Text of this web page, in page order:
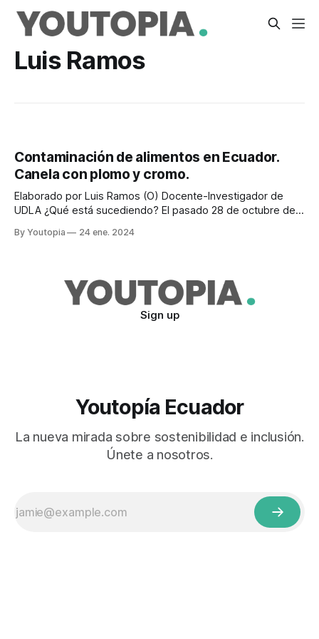
Luis Ramos
Contaminación de alimentos en Ecuador.
Canela con plomo y cromo.
Elaborado por Luis Ramos (O) Docente-Investigador de
UDLA ¿Qué está sucediendo? El pasado 28 de octubre de
sobre cuatro casos de intoxicación de niños en EE.UU.,
By Youtopia 24 ene. 2024
Sign up
Youtopía Ecuador
La nueva mirada sobre sostenibilidad e inclusión.
Únete a nosotros.